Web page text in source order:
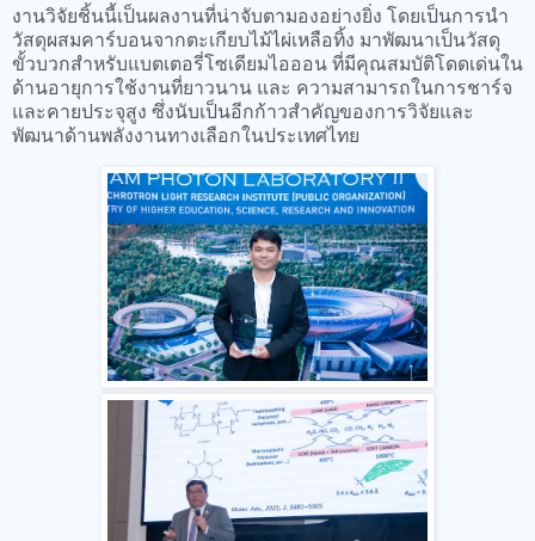
งานวิจัยชิ้นนี้เป็นผลงานที่น่าจับตามองอย่างยิ่ง โดยเป็นการนำ
วัสดุผสมคาร์บอนจากตะเกียบไม้ไผ่เหลือทิ้ง มาพัฒนาเป็นวัสดุ
ขั้วบวกสำหรับแบตเตอรี่โซเดียมไอออน ที่มีคุณสมบัติโดดเด่นใน
ด้านอายุการใช้งานที่ยาวนาน และ ความสามารถในการชาร์จ
และคายประจุสูง ซึ่งนับเป็นอีกก้าวสำคัญของการวิจัยและ
พัฒนาด้านพลังงานทางเลือกในประเทศไทย